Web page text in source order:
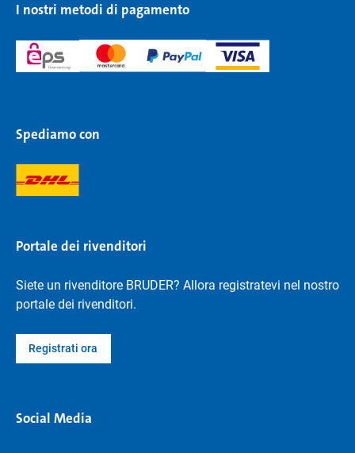
I nostri metodi di pagamento
Spediamo con
Portale dei rivenditori
Siete un rivenditore BRUDER? Allora registratevi nel nostro
portale dei rivenditori.
Registrati ora
Social Media